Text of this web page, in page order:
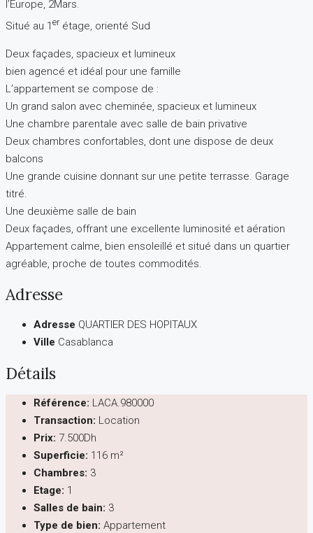
l’Europe, 2Mars.
Situé au 1 er étage, orienté Sud
Deux façades, spacieux et lumineux
bien agencé et idéal pour une famille
L’appartement se compose de :
Un grand salon avec cheminée, spacieux et lumineux
Une chambre parentale avec salle de bain privative
Deux chambres confortables, dont une dispose de deux
balcons
Une grande cuisine donnant sur une petite terrasse. Garage
titré.
Une deuxième salle de bain
Deux façades, offrant une excellente luminosité et aération
Appartement calme, bien ensoleillé et situé dans un quartier
agréable, proche de toutes commodités.
Adresse
Adresse QUARTIER DES HOPITAUX
Ville Casablanca
Détails
Référence: LACA.980000
Transaction: Location
Prix: 7.500Dh
Superficie: 116 m²
Chambres: 3
Etage: 1
Salles de bain: 3
Type de bien: Appartement